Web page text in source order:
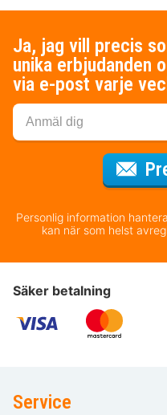
Ja, jag vill precis
unika erbjudanden
via e-post varje
Personlig information
kan när som helst
Säker betalning
Service